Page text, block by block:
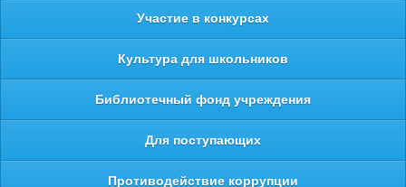
Участие в конкурсах
Культура для школьников
Библиотечный фонд учреждения
Для поступающих
Противодействие коррупции